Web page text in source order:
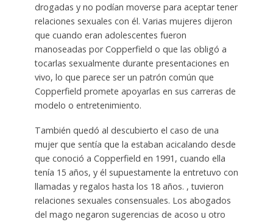
drogadas y no podían moverse para aceptar tener
relaciones sexuales con él. Varias mujeres dijeron
que cuando eran adolescentes fueron
manoseadas por Copperfield o que las obligó a
tocarlas sexualmente durante presentaciones en
vivo, lo que parece ser un patrón común que
Copperfield promete apoyarlas en sus carreras de
modelo o entretenimiento.
También quedó al descubierto el caso de una
mujer que sentía que la estaban acicalando desde
que conoció a Copperfield en 1991, cuando ella
tenía 15 años, y él supuestamente la entretuvo con
llamadas y regalos hasta los 18 años. , tuvieron
relaciones sexuales consensuales. Los abogados
del mago negaron sugerencias de acoso u otro